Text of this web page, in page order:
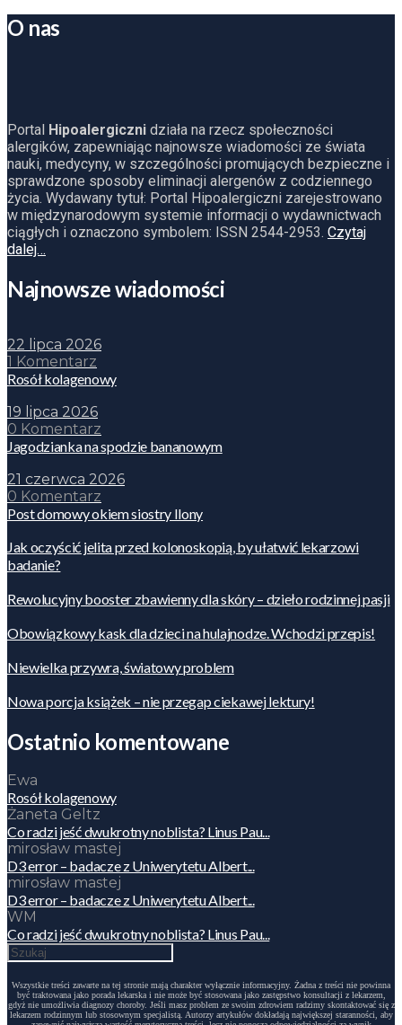
O nas
Portal Hipoalergiczni działa na rzecz społeczności
alergików, zapewniając najnowsze wiadomości ze świata
nauki, medycyny, w szczególności promujących bezpieczne i
sprawdzone sposoby eliminacji alergenów z codziennego
życia. Wydawany tytuł: Portal Hipoalergiczni zarejestrowano
w międzynarodowym systemie informacji o wydawnictwach
ciągłych i oznaczono symbolem: ISSN 2544-2953. Czytaj
dalej…
Najnowsze wiadomości
22 lipca 2026
1 Komentarz
Rosół kolagenowy
19 lipca 2026
0 Komentarz
Jagodzianka na spodzie bananowym
21 czerwca 2026
0 Komentarz
Post domowy okiem siostry Ilony
Jak oczyścić jelita przed kolonoskopią, by ułatwić lekarzowi
badanie?
Rewolucyjny booster zbawienny dla skóry – dzieło rodzinnej pasji
Obowiązkowy kask dla dzieci na hulajnodze. Wchodzi przepis!
Niewielka przywra, światowy problem
Nowa porcja książek – nie przegap ciekawej lektury!
Ostatnio komentowane
Ewa
Rosół kolagenowy
Żaneta Geltz
Co radzi jeść dwukrotny noblista? Linus Pau...
mirosław mastej
D3 error – badacze z Uniwerytetu Albert...
mirosław mastej
D3 error – badacze z Uniwerytetu Albert...
WM
Co radzi jeść dwukrotny noblista? Linus Pau...
Wszystkie treści zawarte na tej stronie mają charakter wyłącznie informacyjny. Żadna z treści nie powinna
być traktowana jako porada lekarska i nie może być stosowana jako zastępstwo konsultacji z lekarzem,
gdyż nie umożliwia diagnozy choroby. Jeśli masz problem ze swoim zdrowiem radzimy skontaktować się z
lekarzem rodzinnym lub stosownym specjalistą. Autorzy artykułów dokładają największej staranności, aby